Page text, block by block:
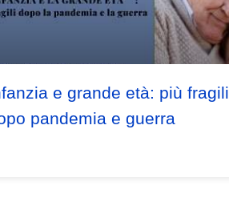
e grande età: più fragili
pandemia e guerra